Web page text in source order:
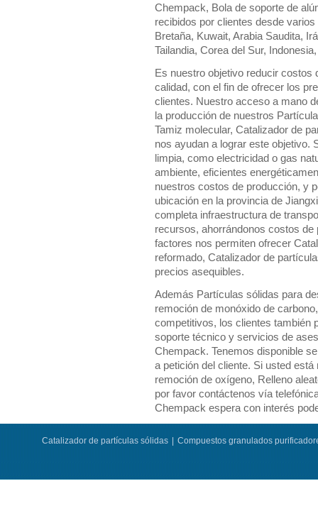
Chempack, Bola de soporte de
recibidos por clientes desde
Bretaña, Kuwait, Arabia Saudita,
Tailandia, Corea del Sur,
Es nuestro objetivo reducir costos
calidad, con el fin de ofrecer los
clientes. Nuestro acceso a mano
la producción de nuestros
Tamiz molecular, Catalizador de
nos ayudan a lograr este objetivo.
limpia, como electricidad o gas
ambiente, eficientes
nuestros costos de producción, y
ubicación en la provincia de
completa infraestructura de
recursos, ahorrándonos costos
factores nos permiten ofrecer
reformado, Catalizador de
precios asequibles.
Además Partículas sólidas para
remoción de monóxido de
competitivos, los clientes también
soporte técnico y servicios de
Chempack. Tenemos disponible
a petición del cliente. Si usted
remoción de oxígeno, Relleno
por favor contáctenos vía
Chempack espera con interés
Catalizador de partículas sólidas Compuestos granulados